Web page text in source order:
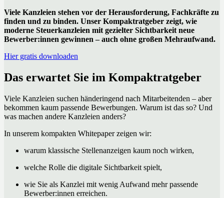
Viele Kanzleien stehen vor der Herausforderung, Fachkräfte zu
finden und zu binden. Unser Kompaktratgeber zeigt, wie
moderne Steuerkanzleien mit gezielter Sichtbarkeit neue
Bewerber:innen gewinnen – auch ohne großen Mehraufwand.
Hier gratis downloaden
Das erwartet Sie im Kompaktratgeber
Viele Kanzleien suchen händeringend nach Mitarbeitenden – aber
bekommen kaum passende Bewerbungen. Warum ist das so? Und
was machen andere Kanzleien anders?
In unserem kompakten Whitepaper zeigen wir:
warum klassische Stellenanzeigen kaum noch wirken,
welche Rolle die digitale Sichtbarkeit spielt,
wie Sie als Kanzlei mit wenig Aufwand mehr passende
Bewerber:innen erreichen.